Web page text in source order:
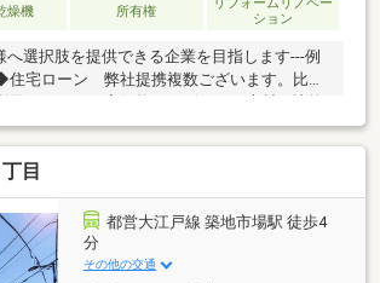
燥機 所有権
リフォームリノベー
ション
へ選択肢を提供できる企業を目指します---例
住宅ローン 弊社提携複数ございます。比較
ます。リフォーム会社を特徴ごとにご紹介い
。※何社ご紹介しても料金はいただきませ
フプランシミュレーションの実施が可能で
に住宅を買って大丈夫か？老後は？子供の
などの生涯にわたっての資金計画を見える化
もちろんライフプランナーも選べます。
目
都営大江戸線 築地市場駅 徒歩4
分
その他の交通